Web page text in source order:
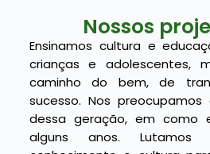
Nossos
Ensinamos cultura e
crianças e adolescentes,
caminho do bem, de
sucesso. Nos
dessa geração, em como
alguns anos. Lutamos